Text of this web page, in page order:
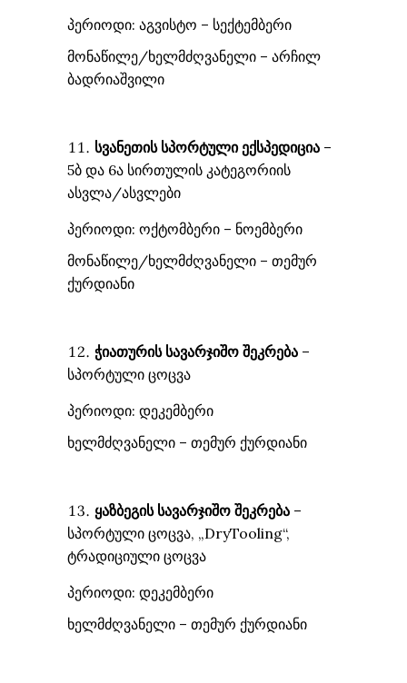
პერიოდი: აგვისტო – სექტემბერი
მონაწილე/ხელმძღვანელი – არჩილ
ბადრიაშვილი
სვანეთის სპორტული ექსპედიცია –
5ბ და 6ა სირთულის კატეგორიის
ასვლა/ასვლები
პერიოდი: ოქტომბერი – ნოემბერი
მონაწილე/ხელმძღვანელი – თემურ
ქურდიანი
ჭიათურის სავარჯიშო შეკრება –
სპორტული ცოცვა
პერიოდი: დეკემბერი
ხელმძღვანელი – თემურ ქურდიანი
ყაზბეგის სავარჯიშო შეკრება –
სპორტული ცოცვა, „DryTooling“,
ტრადიციული ცოცვა
პერიოდი: დეკემბერი
ხელმძღვანელი – თემურ ქურდიანი